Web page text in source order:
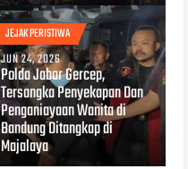
JEJAK PERISTIWA
JUN 24, 2026
Polda Jabar Gercep,
Tersangka Penyekapan Dan
Penganiayaan Wanita di
Bandung Ditangkap di
Majalaya